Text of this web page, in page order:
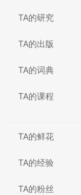
TA的研究
TA的出版
TA的词典
TA的课程
TA的鲜花
TA的经验
TA的粉丝